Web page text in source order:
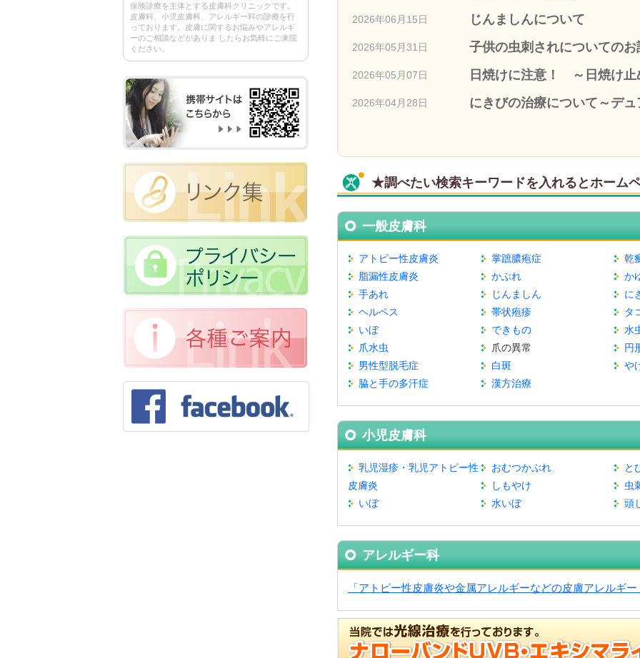
2026年06月15日 じんましんについて
2026年05月31日 子供の虫刺されについての
2026年05月07日 日焼けに注意！ ～日焼け止
2026年04月28日 にきびの治療について～デ
★調べたい検索キーワードを入れるとホーム
一般皮膚科
アトピー性皮膚炎 掌蹠膿疱症
乾
脂漏性皮膚炎
かぶれ
か
手あれ
じんましん
に
ヘルペス
帯状疱疹
タ
いぼ
できもの
水
爪水虫
爪の異常
円
男性型脱毛症
白斑
や
脇と手の多汗症
漢方治療
小児皮膚科
乳児湿疹・乳児アトピー性
皮膚炎
おむつかぶれ
と
しもやけ
虫
いぼ
水いぼ 頭
アレルギー科
「アトピー性皮膚炎や金属アレルギーなどの皮膚アレルギー
保険診療を主体とする皮膚科クリニックです。
皮膚科、小児皮膚科、アレルギー科の診療を行
っております。皮膚に関するお悩みやアレルギ
ーのご相談などがありま したらお気軽にご来院
ください。